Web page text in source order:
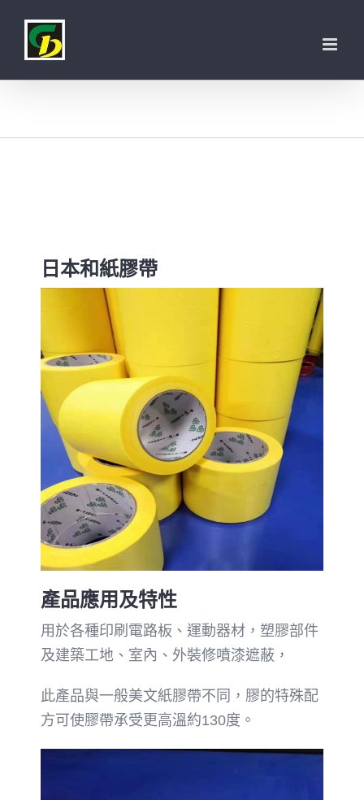
content
日本和紙膠帶
產品應用及特性
用於各種印刷電路板、運動器材，塑膠部件
及建築工地、室內、外裝修噴漆遮蔽，
此產品與一般美文紙膠帶不同，膠的特殊配
方可使膠帶承受更高溫約130度。